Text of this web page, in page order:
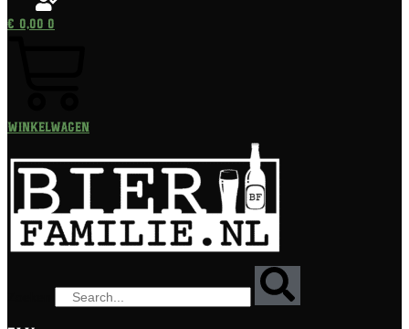
€0,00 0
Winkelwagen